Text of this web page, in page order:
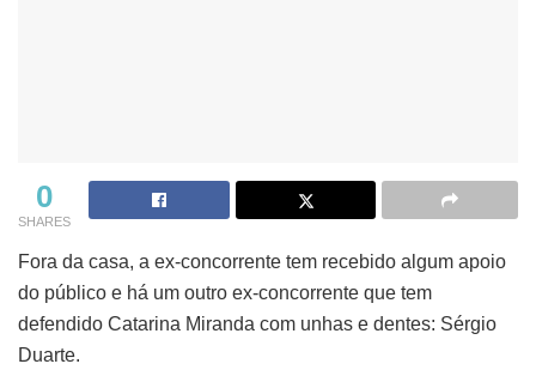
0
SHARES
Fora da casa, a ex-concorrente tem recebido algum apoio
do público e há um outro ex-concorrente que tem
defendido Catarina Miranda com unhas e dentes: Sérgio
Duarte.